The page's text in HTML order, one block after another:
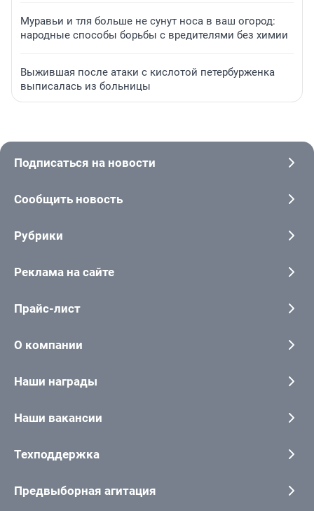
Муравьи и тля больше не сунут носа в ваш огород:
народные способы борьбы с вредителями без химии
Выжившая после атаки с кислотой петербурженка
выписалась из больницы
Подписаться на новости
Сообщить новость
Рубрики
Реклама на сайте
Прайс-лист
О компании
Наши награды
Наши вакансии
Техподдержка
Предвыборная агитация